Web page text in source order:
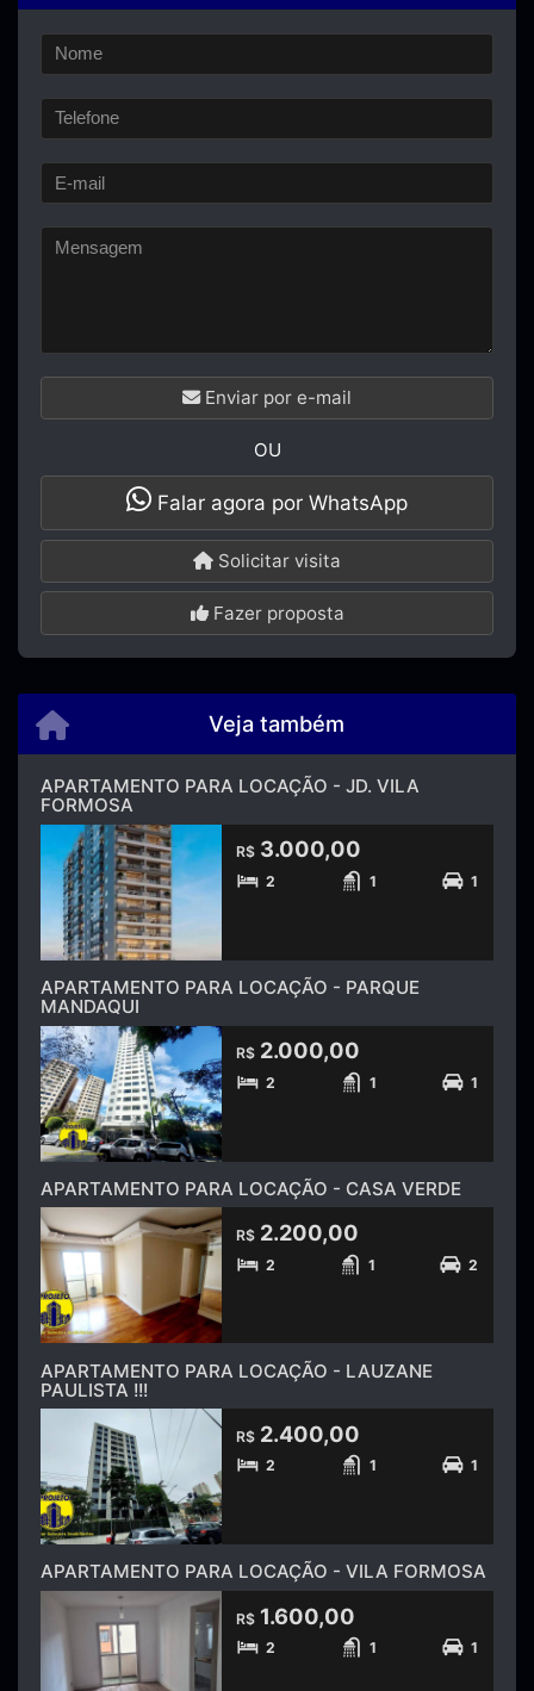
Enviar por e-mail
OU
Falar agora por WhatsApp
Solicitar visita
Fazer proposta
Veja também
APARTAMENTO PARA LOCAÇÃO - JD. VILA
FORMOSA
R$ 3.000,00
2 1 1
APARTAMENTO PARA LOCAÇÃO - PARQUE
MANDAQUI
R$ 2.000,00
2 1 1
APARTAMENTO PARA LOCAÇÃO - CASA VERDE
R$ 2.200,00
2 1 2
APARTAMENTO PARA LOCAÇÃO - LAUZANE
PAULISTA !!!
R$ 2.400,00
2 1 1
APARTAMENTO PARA LOCAÇÃO - VILA FORMOSA
R$ 1.600,00
2 1 1